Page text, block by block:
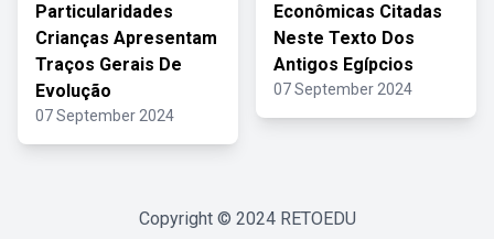
Particularidades
Crianças Apresentam
Traços Gerais De
Evolução
07 September 2024
Econômicas Citadas
Neste Texto Dos
Antigos Egípcios
07 September 2024
Copyright © 2024 RETOEDU